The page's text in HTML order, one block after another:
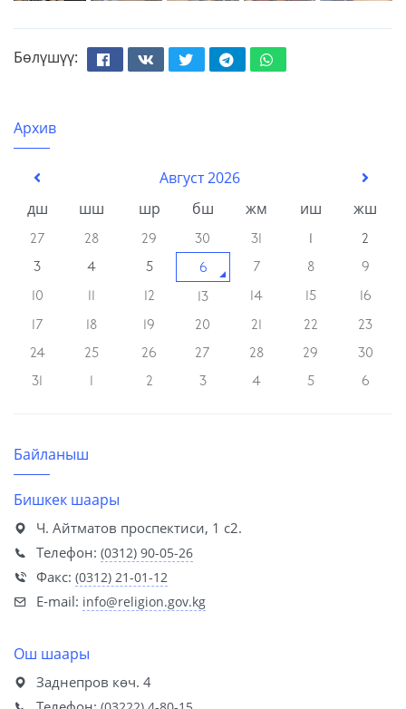
Бөлүшүү:
FacebookВконтактеТвиттерТелеграмWhatsapp
Архив
Август 2026
дш
шш шр бш жм иш жш
27 28 29 30 31 1
2
3
4 5 6 7 8
9
10
11 12 13 14 15
16
17
18 19 20 21 22
23
24
25 26 27 28 29
30
31
1 2 3 4 5 6
Байланыш
Бишкек шаары
Ч. Айтматов проспектиси, 1 с2.
Телефон: (0312) 90-05-26
Факс: (0312) 21-01-12
E-mail: info@religion.gov.kg
Ош шаары
Заднепров көч. 4